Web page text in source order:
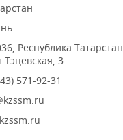
Республика Татарстан,
3
571-92-31